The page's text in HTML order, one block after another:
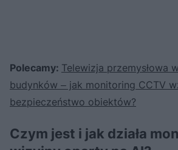
Polecamy: Telewizja przemysłowa
budynków ‒ jak monitoring CCTV
bezpieczeństwo obiektów?
Czym jest i jak działa